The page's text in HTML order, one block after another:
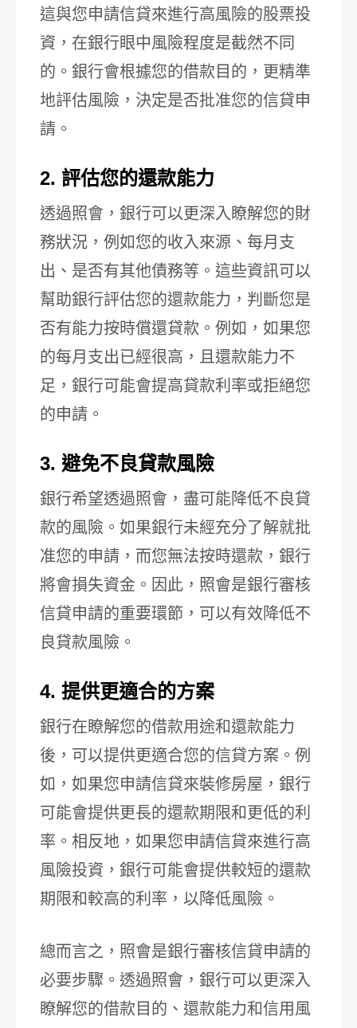
這與您申請信貸來進行高風險的股票投
資，在銀行眼中風險程度是截然不同
的。銀行會根據您的借款目的，更精準
地評估風險，決定是否批准您的信貸申
請。
2. 評估您的還款能力
透過照會，銀行可以更深入瞭解您的財
務狀況，例如您的收入來源、每月支
出、是否有其他債務等。這些資訊可以
幫助銀行評估您的還款能力，判斷您是
否有能力按時償還貸款。例如，如果您
的每月支出已經很高，且還款能力不
足，銀行可能會提高貸款利率或拒絕您
的申請。
3. 避免不良貸款風險
銀行希望透過照會，盡可能降低不良貸
款的風險。如果銀行未經充分了解就批
准您的申請，而您無法按時還款，銀行
將會損失資金。因此，照會是銀行審核
信貸申請的重要環節，可以有效降低不
良貸款風險。
4. 提供更適合的方案
銀行在瞭解您的借款用途和還款能力
後，可以提供更適合您的信貸方案。例
如，如果您申請信貸來裝修房屋，銀行
可能會提供更長的還款期限和更低的利
率。相反地，如果您申請信貸來進行高
風險投資，銀行可能會提供較短的還款
期限和較高的利率，以降低風險。
總而言之，照會是銀行審核信貸申請的
必要步驟。透過照會，銀行可以更深入
瞭解您的借款目的、還款能力和信用風